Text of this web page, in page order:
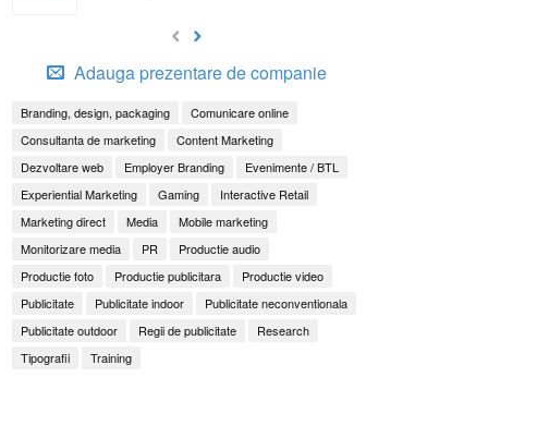
Adauga prezentare de companie
Branding, design, packaging
Comunicare online
Consultanta de marketing
Content Marketing
Dezvoltare web
Employer Branding
Evenimente / BTL
Experiential Marketing
Gaming
Interactive Retail
Marketing direct
Media
Mobile marketing
Monitorizare media
PR
Productie audio
Productie foto
Productie publicitara
Productie video
Publicitate
Publicitate indoor
Publicitate neconventionala
Publicitate outdoor
Regii de publicitate
Research
Tipografii
Training